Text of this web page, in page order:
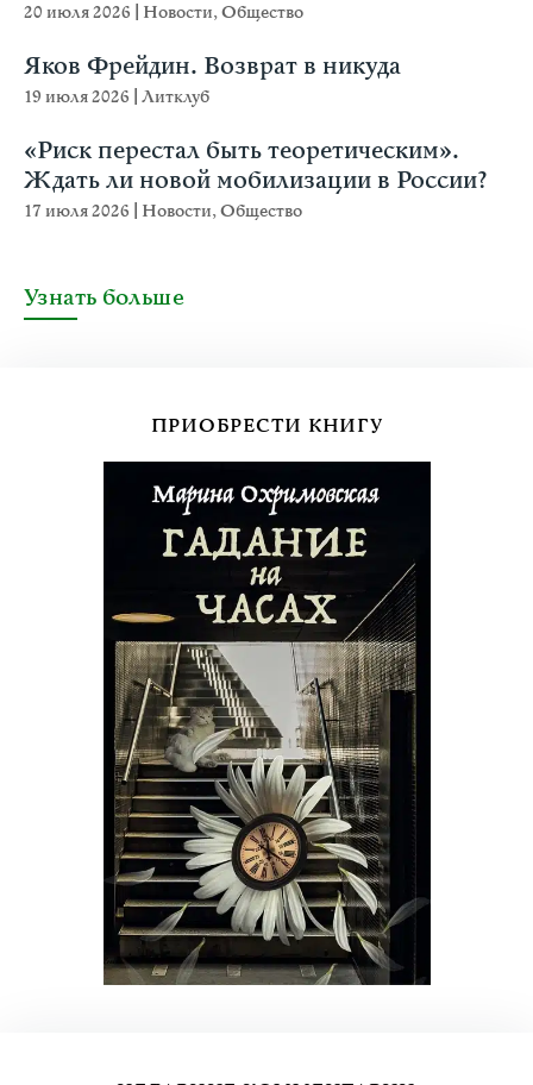
20 июля 2026 Новости,Общество
Яков Фрейдин. Возврат в никуда
19 июля 2026 Литклуб
«Риск перестал быть теоретическим».
Ждать ли новой мобилизации в России?
17 июля 2026 Новости,Общество
Узнать больше
ПРИОБРЕСТИ КНИГУ